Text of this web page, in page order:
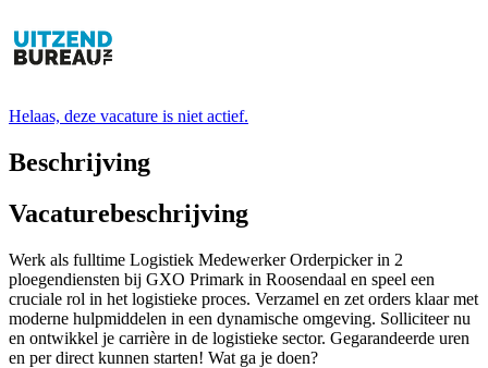
Helaas, deze vacature is niet actief.
Beschrijving
Vacaturebeschrijving
Werk als fulltime Logistiek Medewerker Orderpicker in 2
ploegendiensten bij GXO Primark in Roosendaal en speel een
cruciale rol in het logistieke proces. Verzamel en zet orders klaar met
moderne hulpmiddelen in een dynamische omgeving. Solliciteer nu
en ontwikkel je carrière in de logistieke sector. Gegarandeerde uren
en per direct kunnen starten! Wat ga je doen?